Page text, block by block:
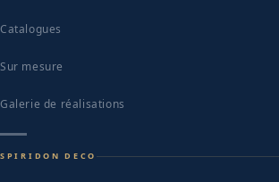
Catalogues
Sur mesure
Galerie de réalisations
SPIRIDON DECO